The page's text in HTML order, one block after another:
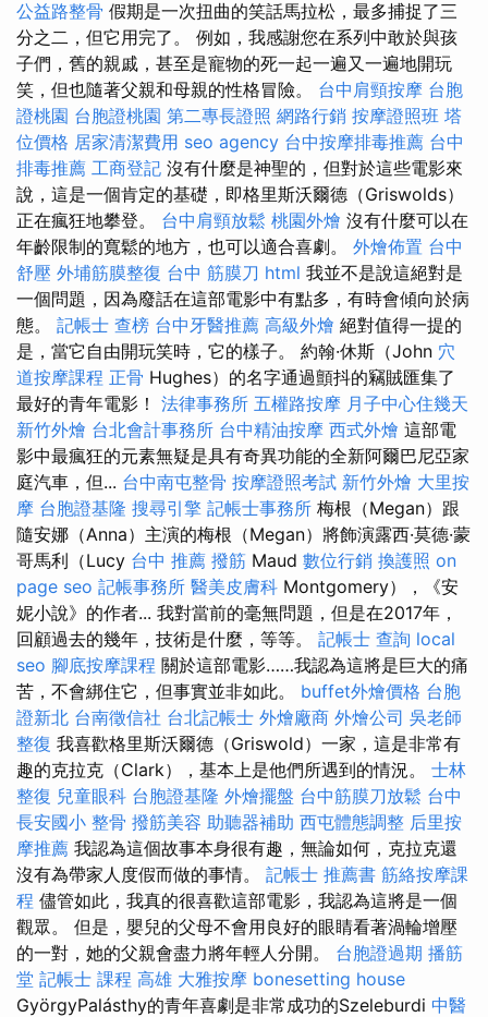
公益路整骨 假期是一次扭曲的笑話馬拉松，最多捕捉了三
分之二，但它用完了。 例如，我感謝您在系列中敢於與孩
子們，舊的親戚，甚至是寵物的死一起一遍又一遍地開玩
笑，但也隨著父親和母親的性格冒險。 台中肩頸按摩 台胞
證桃園 台胞證桃園 第二專長證照 網路行銷 按摩證照班 塔
位價格 居家清潔費用 seo agency 台中按摩排毒推薦 台中
排毒推薦 工商登記 沒有什麼是神聖的，但對於這些電影來
說，這是一個肯定的基礎，即格里斯沃爾德（Griswolds）
正在瘋狂地攀登。 台中肩頸放鬆 桃園外燴 沒有什麼可以在
年齡限制的寬鬆的地方，也可以適合喜劇。 外燴佈置 台中
舒壓 外埔筋膜整復 台中 筋膜刀 html 我並不是說這絕對是
一個問題，因為廢話在這部電影中有點多，有時會傾向於病
態。 記帳士 查榜 台中牙醫推薦 高級外燴 絕對值得一提的
是，當它自由開玩笑時，它的樣子。 約翰·休斯（John 穴
道按摩課程 正骨 Hughes）的名字通過顫抖的竊賊匯集了
最好的青年電影！ 法律事務所 五權路按摩 月子中心住幾天
新竹外燴 台北會計事務所 台中精油按摩 西式外燴 這部電
影中最瘋狂的元素無疑是具有奇異功能的全新阿爾巴尼亞家
庭汽車，但... 台中南屯整骨 按摩證照考試 新竹外燴 大里按
摩 台胞證基隆 搜尋引擎 記帳士事務所 梅根（Megan）跟
隨安娜（Anna）主演的梅根（Megan）將飾演露西·莫德·蒙
哥馬利（Lucy 台中 推薦 撥筋 Maud 數位行銷 換護照 on
page seo 記帳事務所 醫美皮膚科 Montgomery），《安
妮小說》的作者... 我對當前的毫無問題，但是在2017年，
回顧過去的幾年，技術是什麼，等等。 記帳士 查詢 local
seo 腳底按摩課程 關於這部電影……我認為這將是巨大的痛
苦，不會綁住它，但事實並非如此。 buffet外燴價格 台胞
證新北 台南徵信社 台北記帳士 外燴廠商 外燴公司 吳老師
整復 我喜歡格里斯沃爾德（Griswold）一家，這是非常有
趣的克拉克（Clark），基本上是他們所遇到的情況。 士林
整復 兒童眼科 台胞證基隆 外燴擺盤 台中筋膜刀放鬆 台中
長安國小 整骨 撥筋美容 助聽器補助 西屯體態調整 后里按
摩推薦 我認為這個故事本身很有趣，無論如何，克拉克還
沒有為帶家人度假而做的事情。 記帳士 推薦書 筋絡按摩課
程 儘管如此，我真的很喜歡這部電影，我認為這將是一個
觀眾。 但是，嬰兒的父母不會用良好的眼睛看著渦輪增壓
的一對，她的父親會盡力將年輕人分開。 台胞證過期 播筋
堂 記帳士 課程 高雄 大雅按摩 bonesetting house
GyörgyPalásthy的青年喜劇是非常成功的Szeleburdi 中醫